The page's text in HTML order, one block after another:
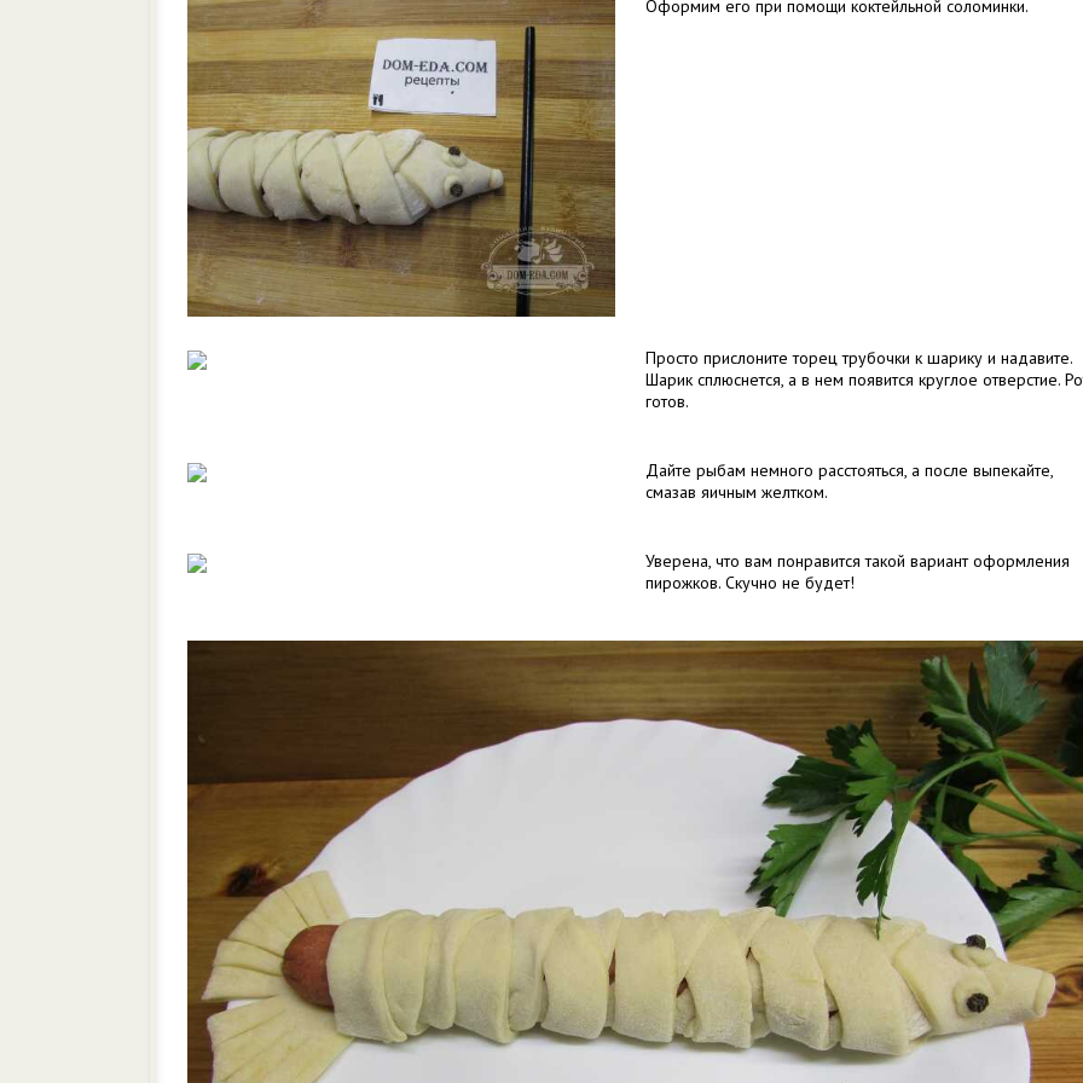
Оформим его при помощи коктейльной соломинки.
Просто прислоните торец трубочки к шарику и надавите.
Шарик сплюснется, а в нем появится круглое отверстие.
готов.
Дайте рыбам немного расстояться, а после выпекайте,
смазав яичным желтком.
Уверена, что вам понравится такой вариант оформления
пирожков. Скучно не будет!